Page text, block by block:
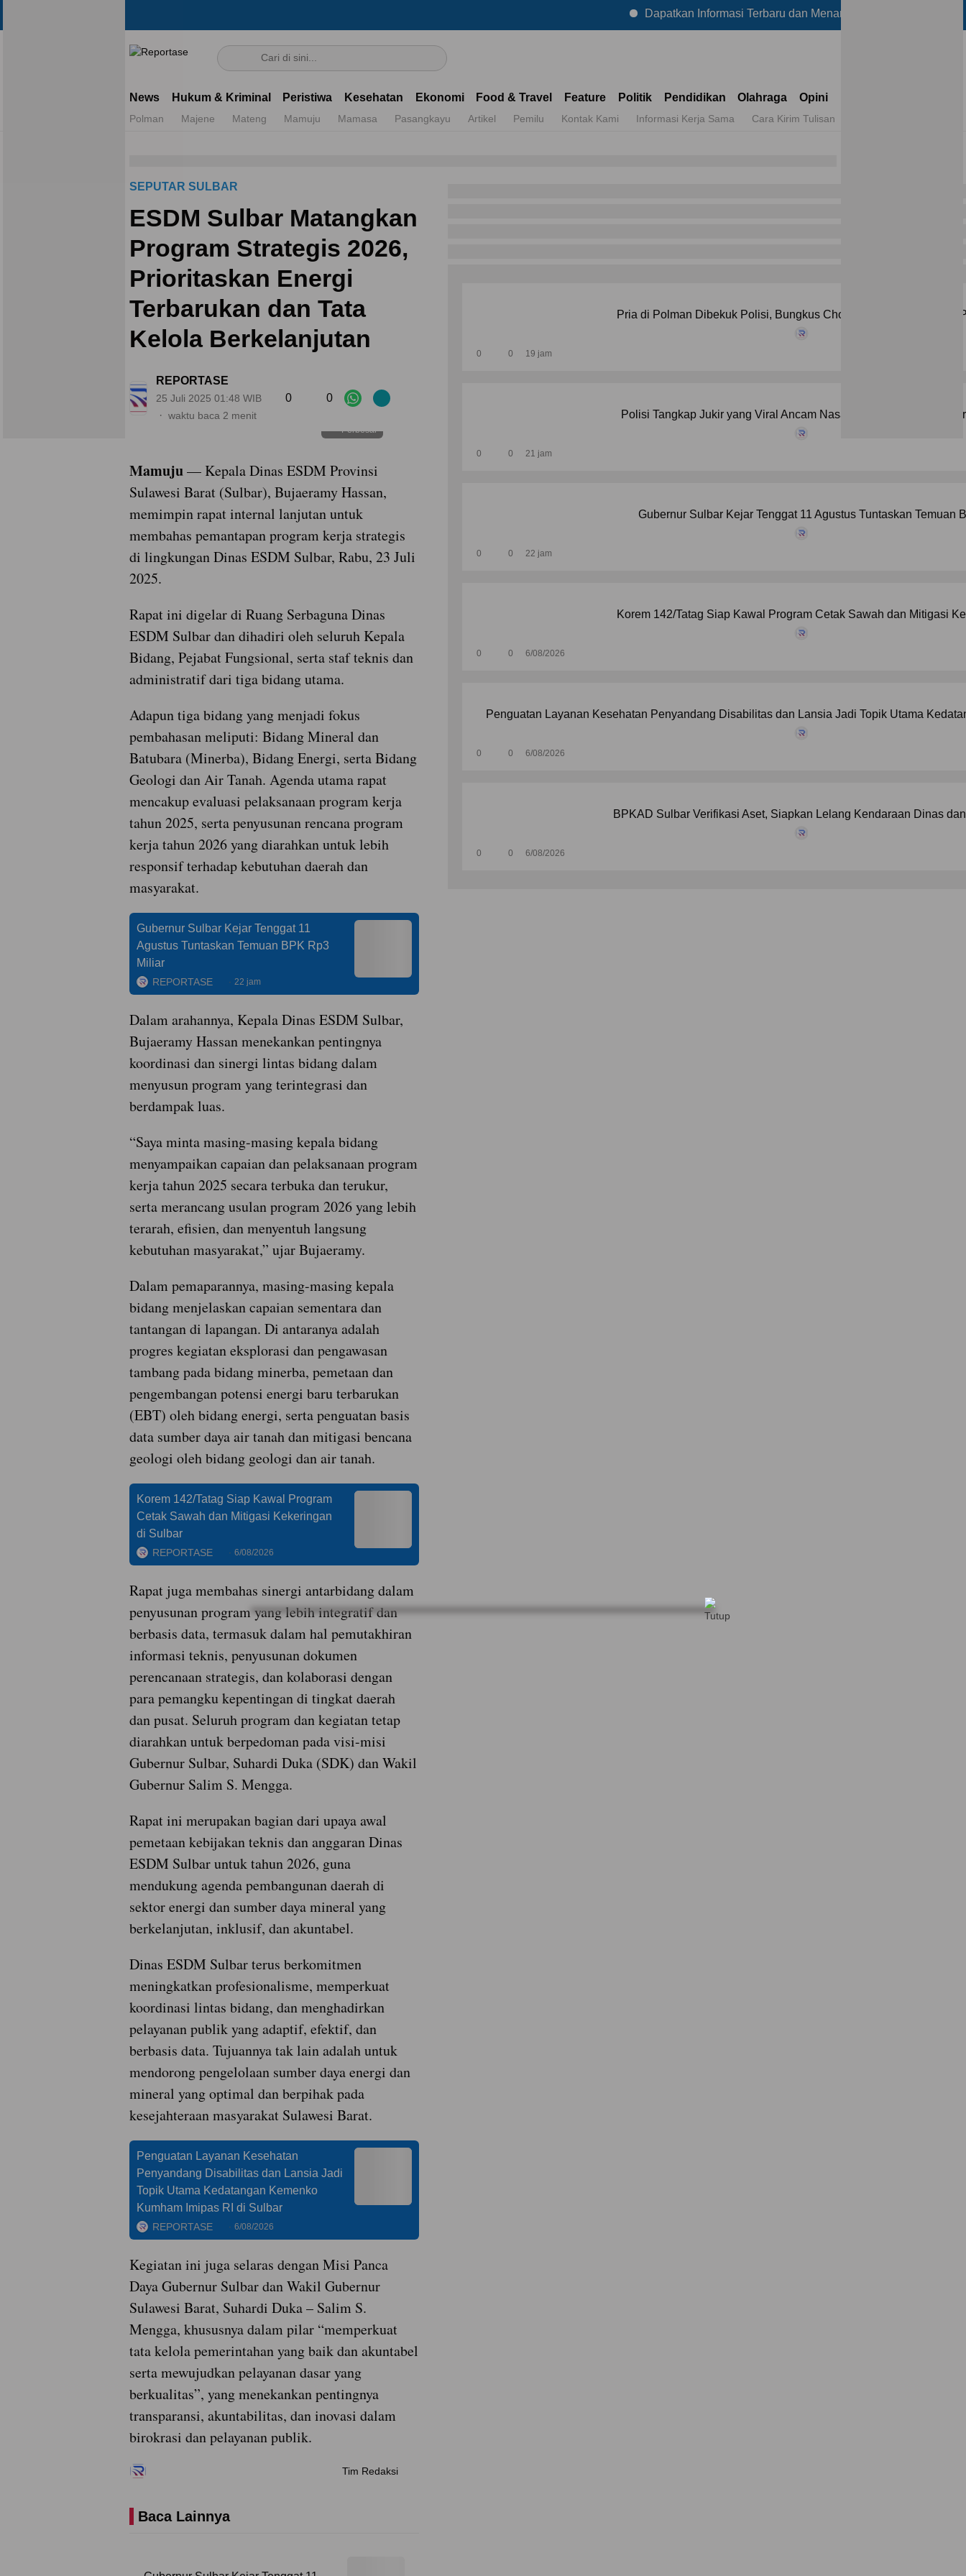
Dapatkan Informasi Terbaru dan Menarik Lainnya Hanya di Reportase
Mengulas Fakta Di Balik Cerita
News Hukum & Kriminal Peristiwa Kesehatan Ekonomi Food & Travel Feature Politik Pendidikan Olahraga Opini
Polman Majene Mateng Mamuju Mamasa Pasangkayu Artikel Pemilu Kontak Kami Informasi Kerja Sama Cara Kirim Tulisan
SEPUTAR SULBAR
ESDM Sulbar Matangkan
Program Strategis 2026,
Prioritaskan Energi
Terbarukan dan Tata
Kelola Berkelanjutan
REPORTASE
25 Juli 2025 01:48 WIB
waktu baca 2 menit
0 0
Perbesar
Mamuju— Kepala Dinas ESDM Provinsi
Sulawesi Barat (Sulbar), Bujaeramy Hassan,
memimpin rapat internal lanjutan untuk
membahas pemantapan program kerja strategis
di lingkungan Dinas ESDM Sulbar, Rabu, 23 Juli
2025.
Rapat ini digelar di Ruang Serbaguna Dinas
ESDM Sulbar dan dihadiri oleh seluruh Kepala
Bidang, Pejabat Fungsional, serta staf teknis dan
administratif dari tiga bidang utama.
Adapun tiga bidang yang menjadi fokus
pembahasan meliputi: Bidang Mineral dan
Batubara (Minerba), Bidang Energi, serta Bidang
Geologi dan Air Tanah. Agenda utama rapat
mencakup evaluasi pelaksanaan program kerja
tahun 2025, serta penyusunan rencana program
kerja tahun 2026 yang diarahkan untuk lebih
responsif terhadap kebutuhan daerah dan
masyarakat.
Gubernur Sulbar Kejar Tenggat 11
Agustus Tuntaskan Temuan BPK Rp3
Miliar
REPORTASE 22 jam
Dalam arahannya, Kepala Dinas ESDM Sulbar,
Bujaeramy Hassan menekankan pentingnya
koordinasi dan sinergi lintas bidang dalam
menyusun program yang terintegrasi dan
berdampak luas.
“Saya minta masing-masing kepala bidang
menyampaikan capaian dan pelaksanaan program
kerja tahun 2025 secara terbuka dan terukur,
serta merancang usulan program 2026 yang lebih
terarah, efisien, dan menyentuh langsung
kebutuhan masyarakat,” ujar Bujaeramy.
Dalam pemaparannya, masing-masing kepala
bidang menjelaskan capaian sementara dan
tantangan di lapangan. Di antaranya adalah
progres kegiatan eksplorasi dan pengawasan
tambang pada bidang minerba, pemetaan dan
pengembangan potensi energi baru terbarukan
(EBT) oleh bidang energi, serta penguatan basis
data sumber daya air tanah dan mitigasi bencana
geologi oleh bidang geologi dan air tanah.
Korem 142/Tatag Siap Kawal Program
Cetak Sawah dan Mitigasi Kekeringan
di Sulbar
REPORTASE 6/08/2026
Rapat juga membahas sinergi antarbidang dalam
penyusunan program yang lebih integratif dan
berbasis data, termasuk dalam hal pemutakhiran
informasi teknis, penyusunan dokumen
perencanaan strategis, dan kolaborasi dengan
para pemangku kepentingan di tingkat daerah
dan pusat. Seluruh program dan kegiatan tetap
diarahkan untuk berpedoman pada visi-misi
Gubernur Sulbar, Suhardi Duka (SDK) dan Wakil
Gubernur Salim S. Mengga.
Rapat ini merupakan bagian dari upaya awal
pemetaan kebijakan teknis dan anggaran Dinas
ESDM Sulbar untuk tahun 2026, guna
mendukung agenda pembangunan daerah di
sektor energi dan sumber daya mineral yang
berkelanjutan, inklusif, dan akuntabel.
Dinas ESDM Sulbar terus berkomitmen
meningkatkan profesionalisme, memperkuat
koordinasi lintas bidang, dan menghadirkan
pelayanan publik yang adaptif, efektif, dan
berbasis data. Tujuannya tak lain adalah untuk
mendorong pengelolaan sumber daya energi dan
mineral yang optimal dan berpihak pada
kesejahteraan masyarakat Sulawesi Barat.
Penguatan Layanan Kesehatan
Penyandang Disabilitas dan Lansia Jadi
Topik Utama Kedatangan Kemenko
Kumham Imipas RI di Sulbar
REPORTASE 6/08/2026
Kegiatan ini juga selaras dengan Misi Panca
Daya Gubernur Sulbar dan Wakil Gubernur
Sulawesi Barat, Suhardi Duka – Salim S.
Mengga, khususnya dalam pilar “memperkuat
tata kelola pemerintahan yang baik dan akuntabel
serta mewujudkan pelayanan dasar yang
berkualitas”, yang menekankan pentingnya
transparansi, akuntabilitas, dan inovasi dalam
birokrasi dan pelayanan publik.
Tim Redaksi
Baca Lainnya
Pria di Polman Dibekuk Polisi, Bungkus Chocolatos Buka Jejak 31
0 0 19 jam
Polisi Tangkap Jukir yang Viral Ancam Nasabah BRI Jika Tak
0 0 21 jam
Gubernur Sulbar Kejar Tenggat 11 Agustus Tuntaskan Temuan
0 0 22 jam
Korem 142/Tatag Siap Kawal Program Cetak Sawah dan Mitigasi
0 0 6/08/2026
Penguatan Layanan Kesehatan Penyandang Disabilitas dan Lansia Jadi Topik Utama
0 0 6/08/2026
BPKAD Sulbar Verifikasi Aset, Siapkan Lelang Kendaraan Dinas
0 0 6/08/2026